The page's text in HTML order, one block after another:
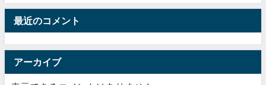
最近のコメント
アーカイブ